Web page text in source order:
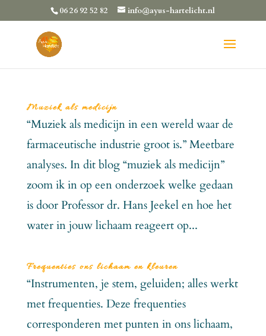
06 26 92 52 82 info@ayus-hartelicht.nl
Muziek als medicijn
“Muziek als medicijn in een wereld waar de
farmaceutische industrie groot is.” Meetbare
analyses. In dit blog “muziek als medicijn”
zoom ik in op een onderzoek welke gedaan
is door Professor dr. Hans Jeekel en hoe het
water in jouw lichaam reageert op...
Frequenties ons lichaam en kleuren
“Instrumenten, je stem, geluiden; alles werkt
met frequenties. Deze frequenties
corresponderen met punten in ons lichaam,